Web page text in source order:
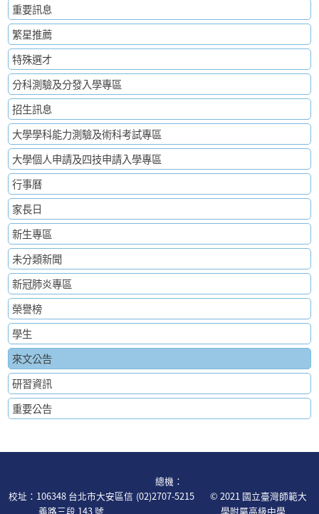
重要訊息
繁星推薦
特殊選才
分科測驗及分發入學專區
招生訊息
大學學科能力測驗及術科考試專區
大學個人申請及四技申請入學專區
行事曆
家長日
新生專區
未分類新聞
新冠肺炎專區
榮譽榜
學生
來文公告
研習資訊
重要公告
校址：106348 台北市大安區信
義路三段 143 號
總機：
(02)2707-5215
© 2021 國立臺灣師範大
學附屬高級中學